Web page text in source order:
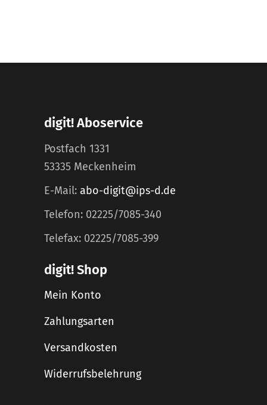
digit! Aboservice
Postfach 1331
53335 Meckenheim
E-Mail: abo-digit@ips-d.de
Telefon: 02225/7085-340
Telefax: 02225/7085-399
digit! Shop
Mein Konto
Zahlungsarten
Versandkosten
Widerrufsbelehrung